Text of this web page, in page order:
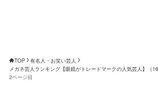
TOP
有名人・お笑い芸人
メガネ芸人ランキング【眼鏡がトレードマークの人気芸人】（
2ページ目